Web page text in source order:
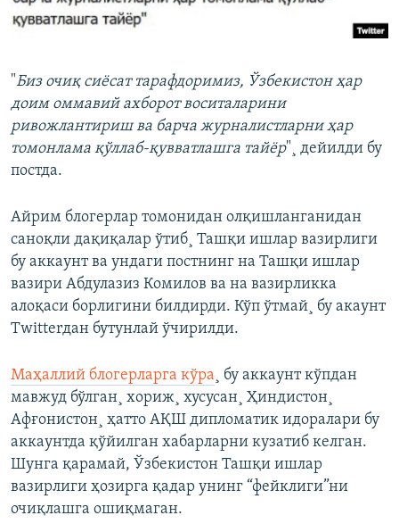
"Биз очиқ сиёсат тарафдоримиз, Ўзбекистон ҳар
доим оммавий ахборот воситаларини
ривожлантириш ва барча журналистларни ҳар
томонлама қўллаб-қувватлашга тайёр"¸ дейилди бу
постда.
Айрим блогерлар томонидан олқишланганидан
саноқли дақиқалар ўтиб¸ Ташқи ишлар вазирлиги
бу аккаунт ва ундаги постнинг на Ташқи ишлар
вазири Абдулазиз Комилов ва на вазирликка
алоқаси борлигини билдирди. Кўп ўтмай¸ бу акаунт
Twitterдан бутунлай ўчирилди.
Маҳаллий блогерларга кўра¸ бу аккаунт кўпдан
мавжуд бўлган¸ хориж¸ хусусан¸ Ҳиндистон¸
Афғонистон¸ ҳатто АҚШ дипломатик идоралари бу
аккаунтда қўйилган хабарларни кузатиб келган.
Шунга қарамай, Ўзбекистон Ташқи ишлар
вазирлиги ҳозирга қадар унинг “фейклиги”ни
очиқлашга ошиқмаган.